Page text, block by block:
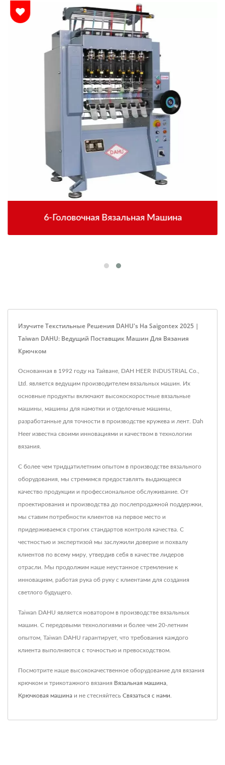
6-Головочная Вязальная Машина
Изучите Текстильные Решения DAHU's На Saigontex 2025 |
Taiwan DAHU: Ведущий Поставщик Машин Для Вязания
Крючком
Основанная в 1992 году на Тайване, DAH HEER INDUSTRIAL Co.,
Ltd. является ведущим производителем вязальных машин. Их
основные продукты включают высокоскоростные вязальные
машины, машины для намотки и отделочные машины,
разработанные для точности в производстве кружева и лент. Dah
Heer известна своими инновациями и качеством в технологии
вязания.
С более чем тридцатилетним опытом в производстве вязального
оборудования, мы стремимся предоставлять выдающееся
качество продукции и профессиональное обслуживание. От
проектирования и производства до послепродажной поддержки,
мы ставим потребности клиентов на первое место и
придерживаемся строгих стандартов контроля качества. С
честностью и экспертизой мы заслужили доверие и похвалу
клиентов по всему миру, утвердив себя в качестве лидеров
отрасли. Мы продолжим наше неустанное стремление к
инновациям, работая рука об руку с клиентами для создания
светлого будущего.
Taiwan DAHU является новатором в производстве вязальных
машин. С передовыми технологиями и более чем 20-летним
опытом, Taiwan DAHU гарантирует, что требования каждого
клиента выполняются с точностью и превосходством.
Посмотрите наше высококачественное оборудование для вязания
крючком и трикотажного вязания Вязальная машина
Крючковая машина и не стесняйтесь Связаться с нами